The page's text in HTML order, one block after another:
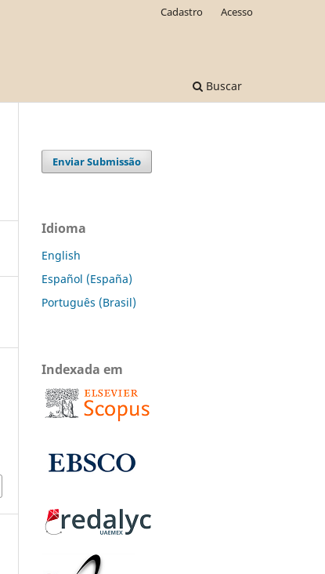
Buscar
Cadastro Acesso
Enviar Submissão
Idioma
English
Español (España)
Português (Brasil)
Indexada em